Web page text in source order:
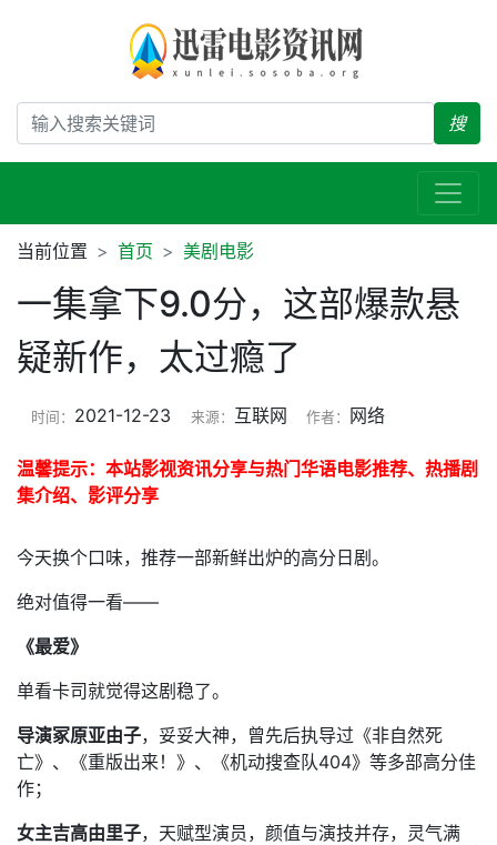
搜
当前位置 首页 美剧电影
一集拿下9.0分，这部爆款悬
疑新作，太过瘾了
时间： 2021-12-23 来源： 互联网 作者： 网络
温馨提示：本站影视资讯分享与热门华语电影推荐、热播剧
集介绍、影评分享
今天换个口味，推荐一部新鲜出炉的高分日剧。
绝对值得一看——
《最爱》
单看卡司就觉得这剧稳了。
导演冢原亚由子，妥妥大神，曾先后执导过《非自然死
亡》、《重版出来！》、《机动搜查队404》等多部高分佳
作；
女主吉高由里子，天赋型演员，颜值与演技并存，灵气满